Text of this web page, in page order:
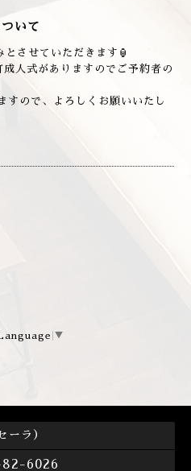
いて
させていただきます🏮
人式がありますのでご予約者の
すので、よろしくお願いいたし
▼
セーラ）
6026